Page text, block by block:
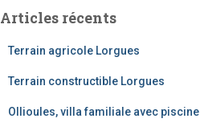
Articles récents
Terrain agricole Lorgues
Terrain constructible Lorgues
Ollioules, villa familiale avec piscine